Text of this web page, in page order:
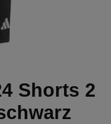
Shorts 2